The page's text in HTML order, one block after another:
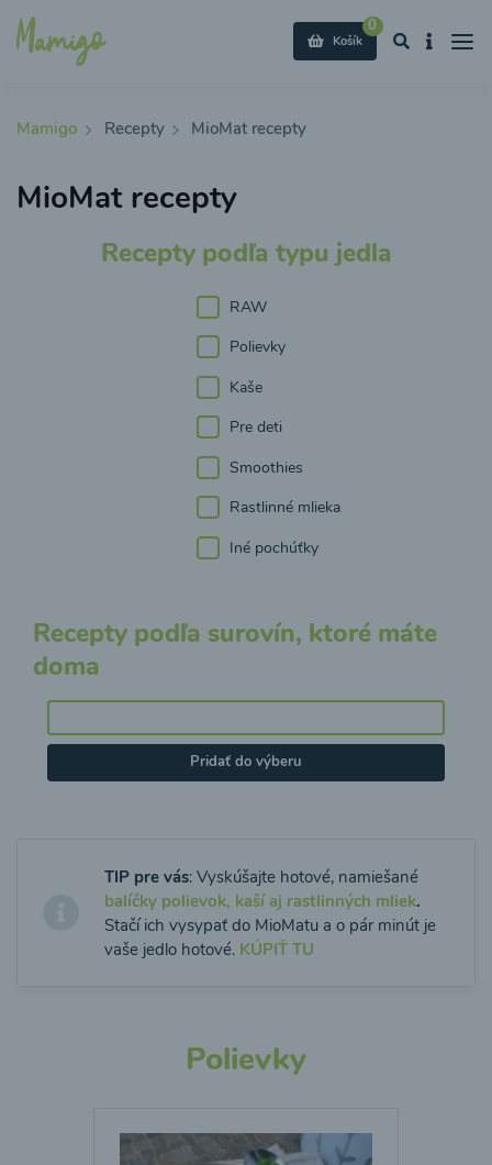
0
Košík
Mamigo Recepty MioMat recepty
MioMat recepty
Recepty podľa typu jedla
RAW
Polievky
Kaše
Pre deti
Smoothies
Rastlinné mlieka
Iné pochúťky
Recepty podľa surovín, ktoré máte
doma
Pridať do výberu
TIP pre vás: Vyskúšajte hotové, namiešané
balíčky polievok, kaší aj rastlinných mliek.
Stačí ich vysypať do MioMatu a o pár minút je
vaše jedlo hotové. KÚPIŤ TU
Polievky